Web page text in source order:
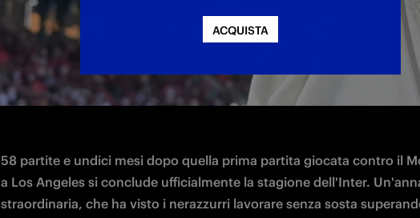
58 partite e undici mesi dopo quella prima partita giocata contro il
a Los Angeles si conclude ufficialmente la stagione dell'Inter.
straordinaria, che ha visto i nerazzurri lavorare senza sosta
ACQUISTA